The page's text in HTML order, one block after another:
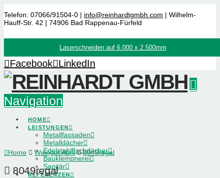
Telefon: 07066/91504-0 | info@reinhardtgmbh.com | Wilhelm-
Hauff-Str. 42 | 74906 Bad Rappenau-Fürfeld
Laserschneiden auf 6.000 x 2.500mm
Facebook LinkedIn
Navigation
HOME
LEISTUNGEN
Metallfassaden
Metalldächer
Edelstahlflachdächer
Bauklempnerei
Sanitär
REFERENZEN
Home Weingut Abril 8049regal
8049regal